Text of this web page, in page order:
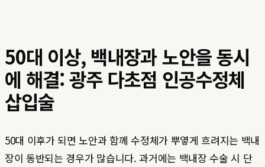
50대 이상, 백내장과 노안을 동시
에 해결: 광주 다초점 인공수정체
삽입술
50대 이후가 되면 노안과 함께 수정체가 뿌옇게 흐려지는 백내
장이 동반되는 경우가 많습니다. 과거에는 백내장 수술 시 단